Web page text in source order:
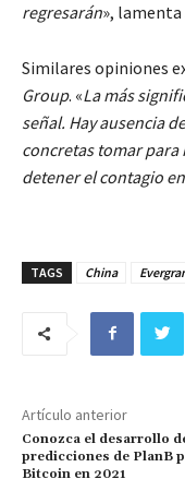
regresarán»,
Similares opiniones
Group. «La más
señal. Hay ausencia
concretas tomar para
detener el contagio
TAGS China
Artículo anterior
Conozca el desarrollo
predicciones de PlanB
Bitcoin en 2021